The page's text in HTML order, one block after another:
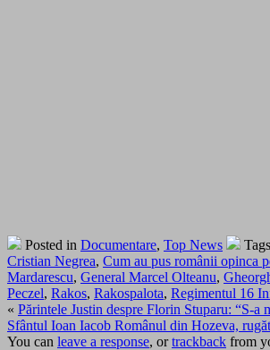
Posted in Documentare, Top News
Cristian Negrea, Cum au pus românii opinca
Mardarescu, General Marcel Olteanu,
Peczel, Rakos, Rakospalota, Regimentul 16
« Părintele Justin despre Florin Stuparu: “S-
Sfântul Ioan Iacob Românul din Hozeva,
You can leave a response, ortrackback from